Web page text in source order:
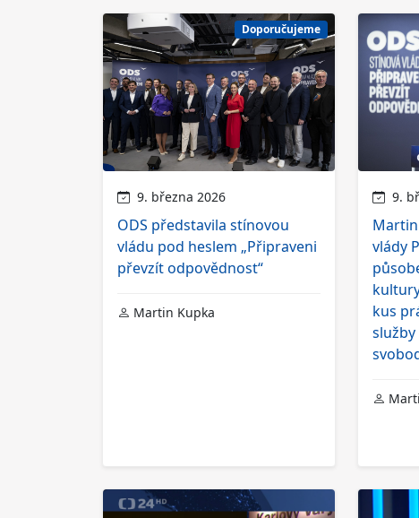
Doporučujeme
9. března 2026
ODS představila stínovou
vládu pod heslem „Připraveni
převzít odpovědnost“
Martin Kupka
9.
vlády
kus